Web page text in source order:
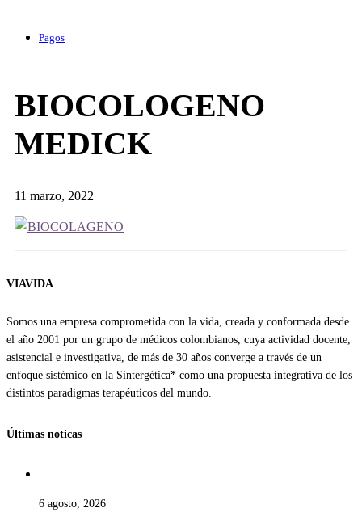
Pagos
BIOCOLOGENO
MEDICK
11 marzo, 2022
VIAVIDA
Somos una empresa comprometida con la vida, creada y conformada desde
el año 2001 por un grupo de médicos colombianos, cuya actividad docente,
asistencial e investigativa, de más de 30 años converge a través de un
enfoque sistémico en la Sintergética* como una propuesta integrativa de los
distintos paradigmas terapéuticos del mundo.
Últimas noticas
6 agosto, 2026